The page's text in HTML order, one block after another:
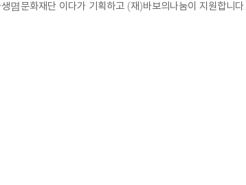
몀문화재단 이다가 기획하고 (재)바보의나눔이 지원합니다.